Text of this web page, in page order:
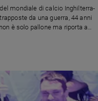
mondiale di calcio Inghilterra-
da una guerra, 44 anni
è solo pallone ma riporta a